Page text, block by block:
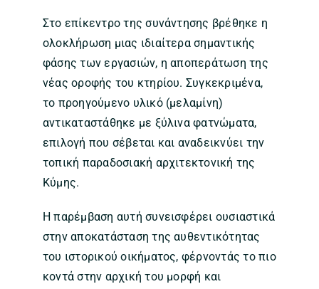
Στο επίκεντρο της συνάντησης βρέθηκε η
ολοκλήρωση μιας ιδιαίτερα σημαντικής
φάσης των εργασιών, η αποπεράτωση της
νέας οροφής του κτηρίου. Συγκεκριμένα,
το προηγούμενο υλικό (μελαμίνη)
αντικαταστάθηκε με ξύλινα φατνώματα,
επιλογή που σέβεται και αναδεικνύει την
τοπική παραδοσιακή αρχιτεκτονική της
Κύμης.
Η παρέμβαση αυτή συνεισφέρει ουσιαστικά
στην αποκατάσταση της αυθεντικότητας
του ιστορικού οικήματος, φέρνοντάς το πιο
κοντά στην αρχική του μορφή και